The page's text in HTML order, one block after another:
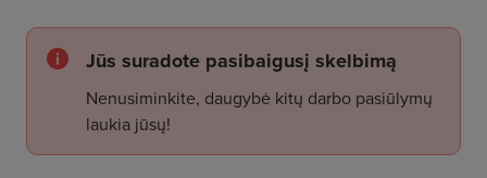
Jūs suradote pasibaigusį skelbimą
Nenusiminkite, daugybė kitų darbo pasiūlymų
laukia jūsų!